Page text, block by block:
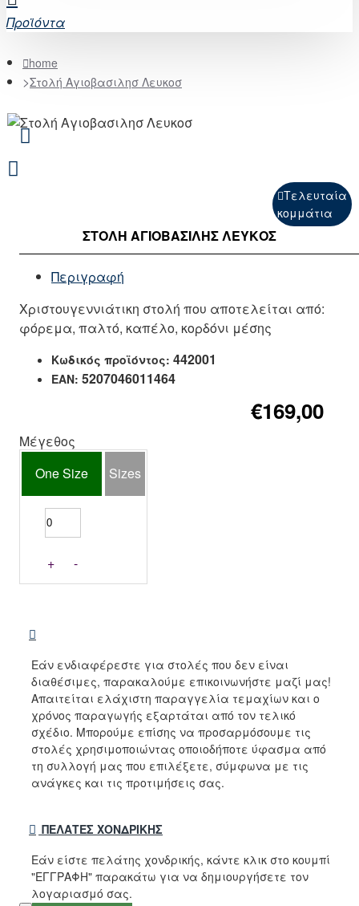
Προϊόντα
home
Στολή Αγιοβασιλησ Λευκοσ
Τελευταία
κομμάτια
ΣΤΟΛΉ ΑΓΙΟΒΑΣΙΛΗΣ ΛΕΥΚΟΣ
Περιγραφή
Χριστουγεννιάτικη στολή που αποτελείται από:
φόρεμα, παλτό, καπέλο, κορδόνι μέσης
Κωδικός προϊόντος: 442001
EAN: 5207046011464
€169,00
Μέγεθος
One Size
Sizes
+ -
Εάν ενδιαφέρεστε για στολές που δεν είναι
διαθέσιμες, παρακαλούμε επικοινωνήστε μαζί μας!
Απαιτείται ελάχιστη παραγγελία τεμαχίων και ο
χρόνος παραγωγής εξαρτάται από τον τελικό
σχέδιο. Μπορούμε επίσης να προσαρμόσουμε τις
στολές χρησιμοποιώντας οποιοδήποτε ύφασμα από
τη συλλογή μας που επιλέξετε, σύμφωνα με τις
ανάγκες και τις προτιμήσεις σας.
ΠΕΛΆΤΕΣ ΧΟΝΔΡΙΚΉΣ
Εάν είστε πελάτης χονδρικής, κάντε κλικ στο κουμπί
"ΕΓΓΡΑΦΗ" παρακάτω για να δημιουργήσετε τον
λογαριασμό σας.